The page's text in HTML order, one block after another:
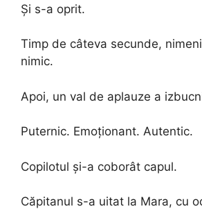
Și s-a oprit.
Timp de câteva secunde,
nimic.
Apoi, un val de aplauze a
Puternic. Emoționant. Autentic.
Copilotul și-a coborât capul.
Căpitanul s-a uitat la Mara, cu